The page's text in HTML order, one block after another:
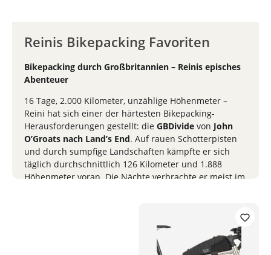
Reinis Bikepacking Favoriten
Bikepacking durch Großbritannien – Reinis episches
Abenteuer
16 Tage, 2.000 Kilometer, unzählige Höhenmeter –
Reini hat sich einer der härtesten Bikepacking-
Herausforderungen gestellt: die GBDivide von John
O’Groats nach Land’s End. Auf rauen Schotterpisten
und durch sumpfige Landschaften kämpfte er sich
täglich durchschnittlich 126 Kilometer und 1.888
Höhenmeter voran. Die Nächte verbrachte er meist im
Abenteuer voller Einsamkeit, Ausdauer und
ungezähmter Natur – im Frühjahr 2024 einmal quer